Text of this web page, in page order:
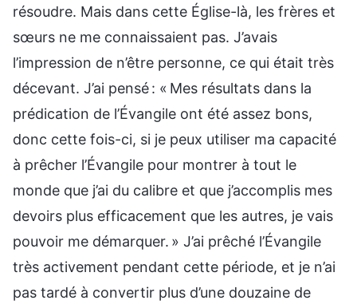
résoudre. Mais dans cette Église-là, les frères et
sœurs ne me connaissaient pas. J’avais
l’impression de n’être personne, ce qui était très
décevant. J’ai pensé : « Mes résultats dans la
prédication de l’Évangile ont été assez bons,
donc cette fois-ci, si je peux utiliser ma capacité
à prêcher l’Évangile pour montrer à tout le
monde que j’ai du calibre et que j’accomplis mes
devoirs plus efficacement que les autres, je vais
pouvoir me démarquer. » J’ai prêché l’Évangile
très activement pendant cette période, et je n’ai
pas tardé à convertir plus d’une douzaine de